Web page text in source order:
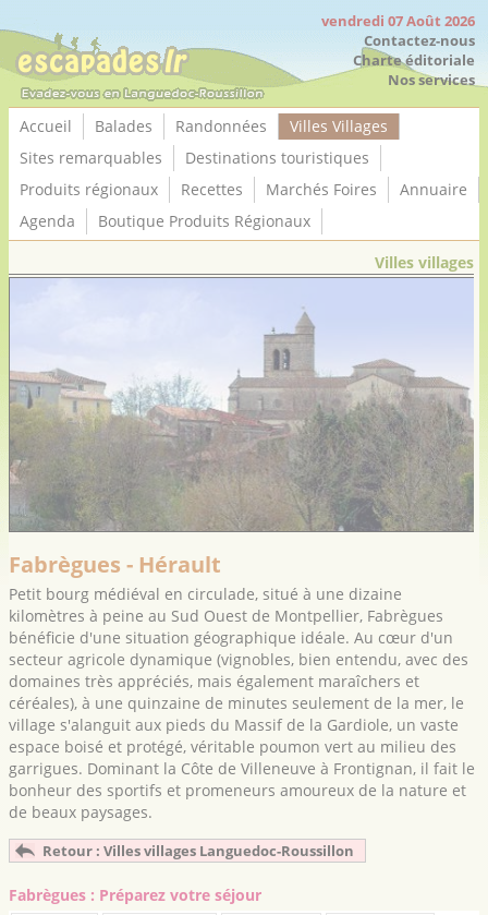
vendredi 07 Août 2026
Contactez-nous
Charte éditoriale
Nos services
Accueil Balades Randonnées
Villes Villages
Sites remarquables
Destinations touristiques
Produits régionaux
Recettes Marchés Foires
Annuaire
Agenda
Boutique Produits Régionaux
Villes villages
Fabrègues - Hérault
Petit bourg médiéval en circulade, situé à une dizaine
kilomètres à peine au Sud Ouest de Montpellier, Fabrègues
bénéficie d'une situation géographique idéale. Au cœur d'un
secteur agricole dynamique (vignobles, bien entendu, avec des
domaines très appréciés, mais également maraîchers et
céréales), à une quinzaine de minutes seulement de la mer, le
village s'alanguit aux pieds du Massif de la Gardiole, un vaste
espace boisé et protégé, véritable poumon vert au milieu des
garrigues. Dominant la Côte de Villeneuve à Frontignan, il fait le
bonheur des sportifs et promeneurs amoureux de la nature et
de beaux paysages.
Retour : Villes villages Languedoc-Roussillon
Fabrègues : Préparez votre séjour